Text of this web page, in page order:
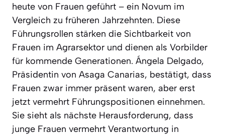
heute von Frauen geführt – ein Novum im
Vergleich zu früheren Jahrzehnten. Diese
Führungsrollen stärken die Sichtbarkeit von
Frauen im Agrarsektor und dienen als Vorbilder
für kommende Generationen. Ángela Delgado,
Präsidentin von Asaga Canarias, bestätigt, dass
Frauen zwar immer präsent waren, aber erst
jetzt vermehrt Führungspositionen einnehmen.
Sie sieht als nächste Herausforderung, dass
junge Frauen vermehrt Verantwortung in